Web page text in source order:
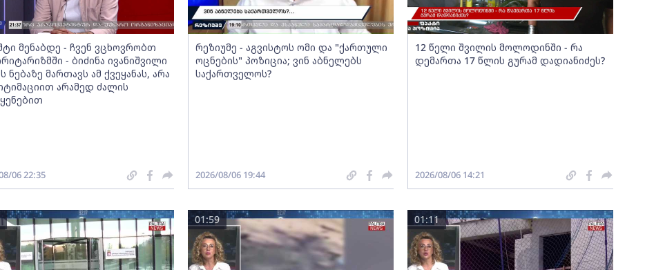
მენაბდე - ჩვენ ვცხოვრობთ
- ბიძინა ივანიშვილი
ნებაზე მართავს ამ ქვეყანას, არა
არამედ ძალის
06 22:35
რეზიუმე - აგვისტოს ომი და "ქართული
ოცნების" პოზიცია; ვინ აბნელებს
საქართველოს?
2026/08/06 19:44
12 წელი შვილის მოლოდინში - რა
დემართა 17 წლის გურამ დადიანიძეს?
2026/08/06 14:21
01:59 01:11